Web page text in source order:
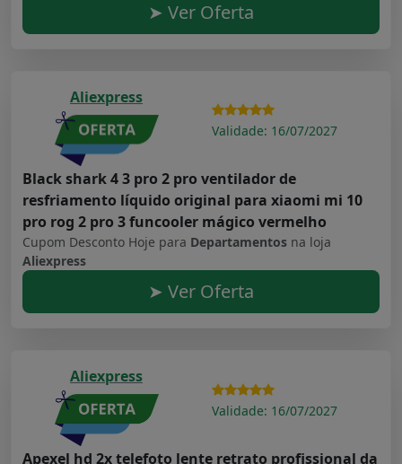
➤ Ver Oferta
Aliexpress
Validade: 16/07/2027
Black shark 4 3 pro 2 pro ventilador de
resfriamento líquido original para xiaomi mi 10
pro rog 2 pro 3 funcooler mágico vermelho
Cupom Desconto Hoje para Departamentos na loja
Aliexpress
➤ Ver Oferta
Aliexpress
Validade: 16/07/2027
Apexel hd 2x telefoto lente retrato profissional da